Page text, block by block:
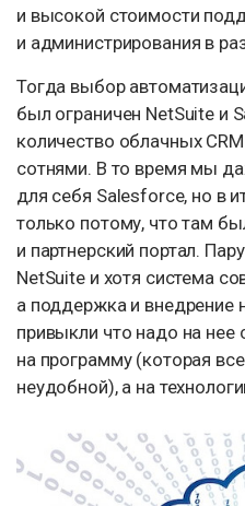
и высокой стоимости
и администрирования в
Тогда выбор
был ограничен NetSuite и
количество облачных
сотнями. В то время мы
для себя Salesforce, но в
только потому, что там
и партнерский портал.
NetSuite и хотя система
а поддержка и внедрение
привыкли что надо на нее
на программу (которая
неудобной), а на